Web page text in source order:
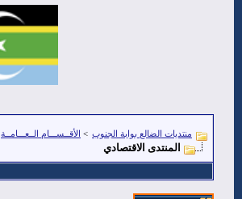
منتديات الضالع بوابة الجنوب > الأقــســـام الــعـــامــة
المنتدى الاقتصادي